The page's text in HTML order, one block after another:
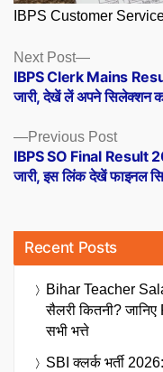
IBPS Customer
Posts
navigation
Previous Post
post:
IBPS SO Final Result
जारी, इस लिंक देखें फाइनल
Next Post
Next
post:
IBPS Clerk Mains
जारी, देखें लें अपने सिलेक्शन
Recent Posts
Bihar Teacher
सैलरी कितनी?
सभी भत्ते
SBI क्लर्क भर्ती